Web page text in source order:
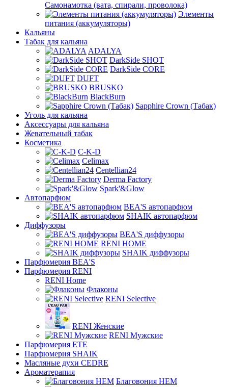
Самонамотка (вата, спирали, проволока)
Элементы
питания (аккумуляторы)
Кальяны
Табак для кальяна
ADALYA
DarkSide SHOT
DarkSide CORE
DUFT
BRUSKO
BlackBurn
Sapphire Crown (Табак)
Уголь для кальяна
Аксессуары для кальяна
Жевательный табак
Косметика
C-K-D
Celimax
Centellian24
Derma Factory
Spark'&Glow
Автопарфюм
BEA'S автопарфюм
SHAIK автопарфюм
Диффузоры
BEA'S диффузоры
RENI HOME
SHAIK диффузоры
Парфюмерия BEA'S
Парфюмерия RENI
RENI Home
Флаконы
RENI Selective
RENI Женские
RENI Мужские
Парфюмерия ETE
Парфюмерия SHAIK
Масляные духи CEDRE
Ароматерапия
Благовония HEM